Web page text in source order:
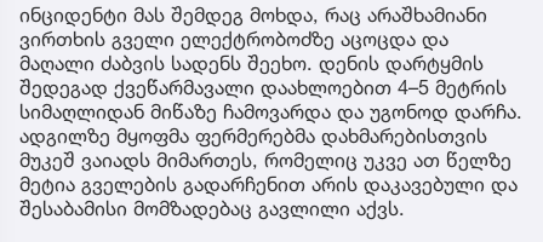
ინციდენტი მას შემდეგ მოხდა, რაც არაშხამიანი
ვირთხის გველი ელექტრობოძზე აცოცდა და
მაღალი ძაბვის სადენს შეეხო. დენის დარტყმის
შედეგად ქვეწარმავალი დაახლოებით 4–5 მეტრის
სიმაღლიდან მიწაზე ჩამოვარდა და უგონოდ დარჩა.
ადგილზე მყოფმა ფერმერებმა დახმარებისთვის
მუკეშ ვაიადს მიმართეს, რომელიც უკვე ათ წელზე
მეტია გველების გადარჩენით არის დაკავებული და
შესაბამისი მომზადებაც გავლილი აქვს.